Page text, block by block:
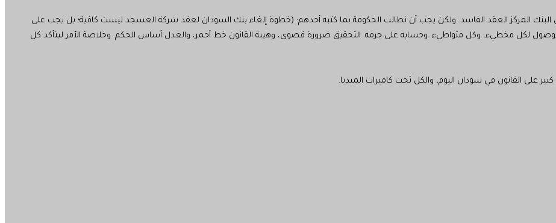
المركز العقد الفاسد. ولكن يجب أن نطالب الحكومة بما كتبه أحدهم: (خطوة إلغاء بنك السودان لعقد شركة العسجد ليست كافية؛ بل يجب على
لكل مخطيء، وكل متواطيء. وحسابه على جرمه. التحقيق ضرورة قصوى، وهيبة القانون خط أحمر، والعدل أساس الحكم. وخلاصة الأمر ليتأكد كل
على القانون في سودان اليوم، والكل تحت كاميرات الميديا.